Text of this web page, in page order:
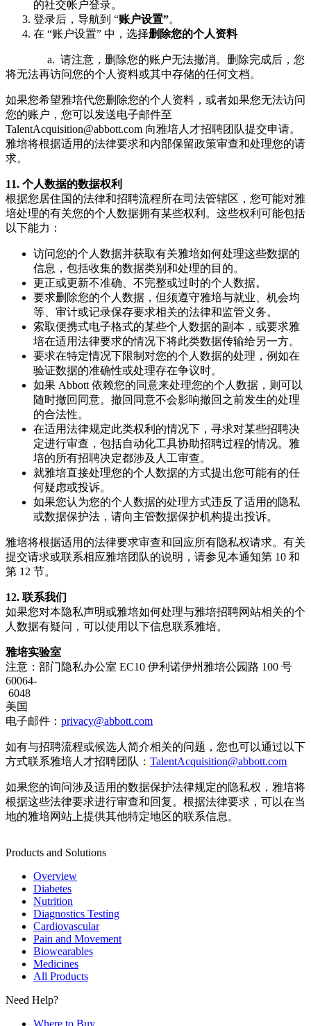
的社交帐户登录。
登录后，导航到 “账户设置”。
在 “账户设置” 中，选择删除您的个人资料
a. 请注意，删除您的账户无法撤消。删除完成后，您
将无法再访问您的个人资料或其中存储的任何文档。
如果您希望雅培代您删除您的个人资料，或者如果您无法访问
您的账户，您可以发送电子邮件至
TalentAcquisition@abbott.com 向雅培人才招聘团队提交申请。
雅培将根据适用的法律要求和内部保留政策审查和处理您的请
求。
11. 个人数据的数据权利
根据您居住国的法律和招聘流程所在司法管辖区，您可能对雅
培处理的有关您的个人数据拥有某些权利。这些权利可能包括
以下能力：
访问您的个人数据并获取有关雅培如何处理这些数据的
信息，包括收集的数据类别和处理的目的。
更正或更新不准确、不完整或过时的个人数据。
要求删除您的个人数据，但须遵守雅培与就业、机会均
等、审计或记录保存要求相关的法律和监管义务。
索取便携式电子格式的某些个人数据的副本，或要求雅
培在适用法律要求的情况下将此类数据传输给另一方。
要求在特定情况下限制对您的个人数据的处理，例如在
验证数据的准确性或处理存在争议时。
如果 Abbott 依赖您的同意来处理您的个人数据，则可以
随时撤回同意。撤回同意不会影响撤回之前发生的处理
的合法性。
在适用法律规定此类权利的情况下，寻求对某些招聘决
定进行审查，包括自动化工具协助招聘过程的情况。雅
培的所有招聘决定都涉及人工审查。
就雅培直接处理您的个人数据的方式提出您可能有的任
何疑虑或投诉。
如果您认为您的个人数据的处理方式违反了适用的隐私
或数据保护法，请向主管数据保护机构提出投诉。
雅培将根据适用的法律要求审查和回应所有隐私权请求。有关
提交请求或联系相应雅培团队的说明，请参见本通知第 10 和
第 12 节。
12. 联系我们
如果您对本隐私声明或雅培如何处理与雅培招聘网站相关的个
人数据有疑问，可以使用以下信息联系雅培。
雅培实验室
注意：部门隐私办公室 EC10 伊利诺伊州雅培公园路 100 号
60064-
6048
美国
电子邮件： privacy@abbott.com
如有与招聘流程或候选人简介相关的问题，您也可以通过以下
方式联系雅培人才招聘团队： TalentAcquisition@abbott.com
如果您的询问涉及适用的数据保护法律规定的隐私权，雅培将
根据这些法律要求进行审查和回复。根据法律要求，可以在当
地的雅培网站上提供其他特定地区的联系信息。
Products and Solutions
Overview
Diabetes
Nutrition
Diagnostics Testing
Cardiovascular
Pain and Movement
Biowearables
Medicines
All Products
Need Help?
Where to Buy